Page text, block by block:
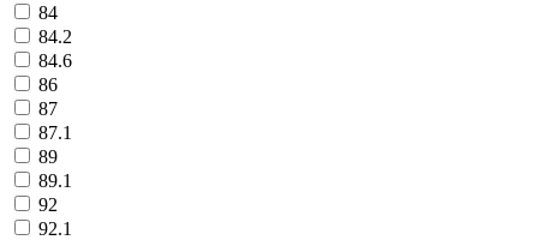
84
84.2
84.6
86
87
87.1
89
89.1
92
92.1